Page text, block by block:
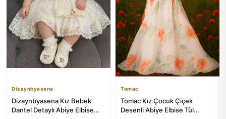
Dizaynbyasena
Dizaynbyasena Kız Bebek
Dantel Detaylı Abiye Elbise
Tomac
Tomac Kız Çocuk Çiçek
Desenli Abiye Elbise Tül